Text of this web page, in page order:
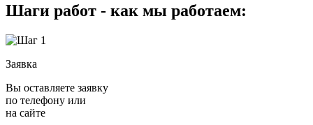
Шаги работ - как мы работаем:
Заявка
Вы оставляете заявку
по телефону или
на сайте